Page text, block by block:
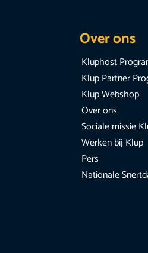
Over ons
Kluphost
Klup Partner
Klup Webshop
Over ons
Sociale missie
Werken bij Klup
Pers
Nationale